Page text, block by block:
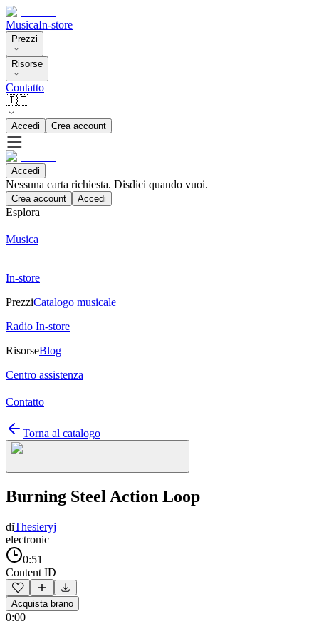
MusicaIn-store
Prezzi
Risorse
Contatto
🇮🇹
Accedi Crea account
Accedi
Nessuna carta richiesta. Disdici quando vuoi.
Crea account Accedi
Esplora
Musica
In-store
PrezziCatalogo musicale
Radio In-store
RisorseBlog
Centro assistenza
Contatto
Torna al catalogo
Burning Steel Action Loop
diThesieryj
electronic
0:51
Content ID
Acquista brano
0:00